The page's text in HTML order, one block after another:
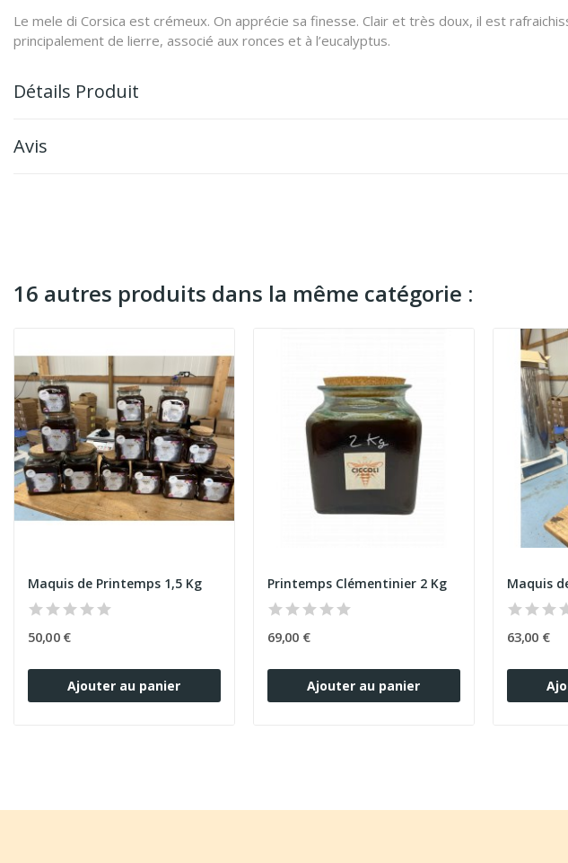
Le mele di Corsica est crémeux. On apprécie sa finesse. Clair et très doux, il est
principalement de lierre, associé aux ronces et à l’eucalyptus.
Détails Produit
Avis
16 autres produits dans la même catégorie :
Maquis de Printemps 1,5 Kg
50,00 €
Ajouter au panier
Printemps Clémentinier 2 Kg
69,00 €
Ajouter au panier
Maquis
63,00 €